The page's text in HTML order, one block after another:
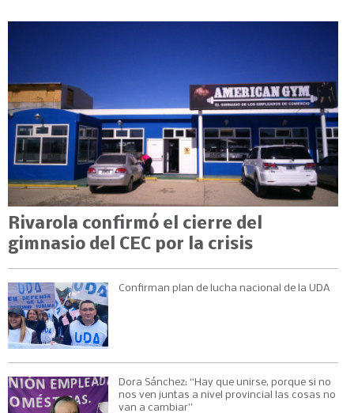
Rivarola confirmó el cierre del
gimnasio del CEC por la crisis
Confirman plan de lucha nacional de la UDA
Dora Sánchez: “Hay que unirse, porque si no
nos ven juntas a nivel provincial las cosas no
van a cambiar”